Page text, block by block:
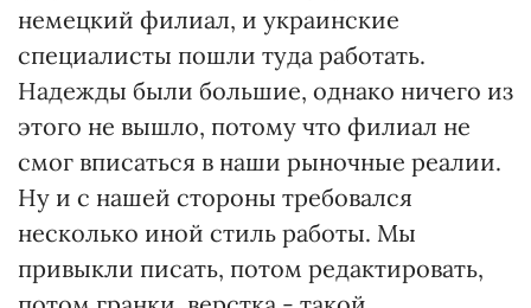
немецкий филиал, и украинские
специалисты пошли туда работать.
Надежды были большие, однако ничего из
этого не вышло, потому что филиал не
смог вписаться в наши рыночные реалии.
Ну и с нашей стороны требовался
несколько иной стиль работы. Мы
привыкли писать, потом редактировать,